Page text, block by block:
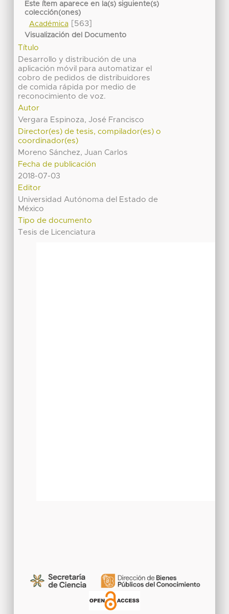
Este ítem aparece en la(s) siguiente(s)
colección(ones)
Académica[563]
Visualización del Documento
Título
Desarrollo y distribución de una
aplicación móvil para automatizar el
cobro de pedidos de distribuidores
de comida rápida por medio de
reconocimiento de voz.
Autor
Vergara Espinoza, José Francisco
Director(es) de tesis, compilador(es) o
coordinador(es)
Moreno Sánchez, Juan Carlos
Fecha de publicación
2018-07-03
Editor
Universidad Autónoma del Estado de
México
Tipo de documento
Tesis de Licenciatura